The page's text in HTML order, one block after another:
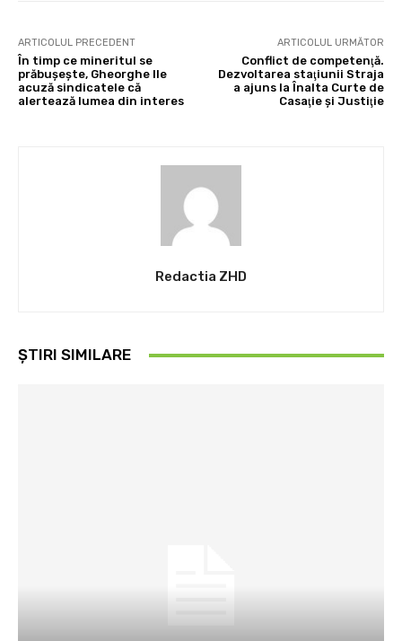
ARTICOLUL PRECEDENT
În timp ce mineritul se
prăbuşeşte, Gheorghe Ile
acuză sindicatele că
alertează lumea din interes
ARTICOLUL URMĂTOR
Conflict de competenţă.
Dezvoltarea staţiunii Straja
a ajuns la Înalta Curte de
Casaţie şi Justiţie
Redactia ZHD
ȘTIRI SIMILARE